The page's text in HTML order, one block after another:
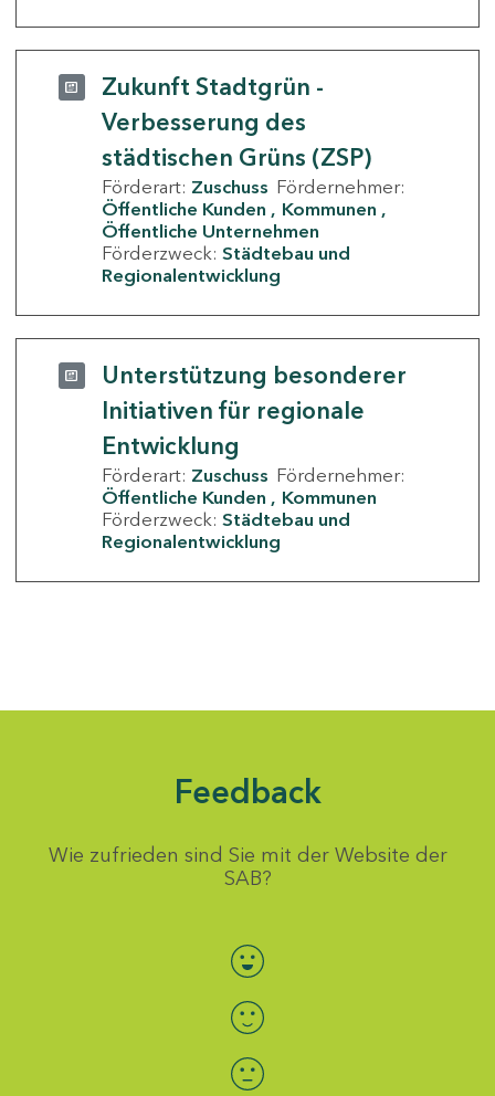
Zukunft Stadtgrün -
Verbesserung des
städtischen Grüns (ZSP)
Förderart: Zuschuss Fördernehmer:
Öffentliche Kunden
Kommunen
Öffentliche Unternehmen
Förderzweck: Städtebau und
Regionalentwicklung
Unterstützung besonderer
Initiativen für regionale
Entwicklung
Förderart: Zuschuss Fördernehmer:
Öffentliche Kunden
Kommunen
Förderzweck: Städtebau und
Regionalentwicklung
Feedback
Wie zufrieden sind Sie mit der Website der
SAB?
Bewertung auswählen